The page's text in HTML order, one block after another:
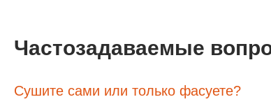
Частозадаваемые
Сушите сами или только фасуете?